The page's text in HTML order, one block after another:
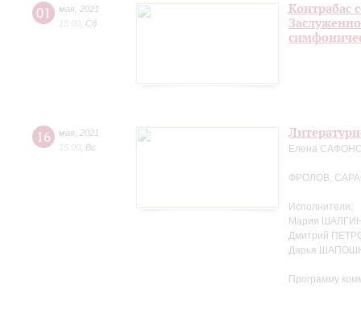
01 мая 2021
15:00 Сб
Контрабас
16 мая 2021
15:00 Вс Елена
ФРОЛОВ,
Исполнители:
Мария
Дмитрий
Дарья
Программу